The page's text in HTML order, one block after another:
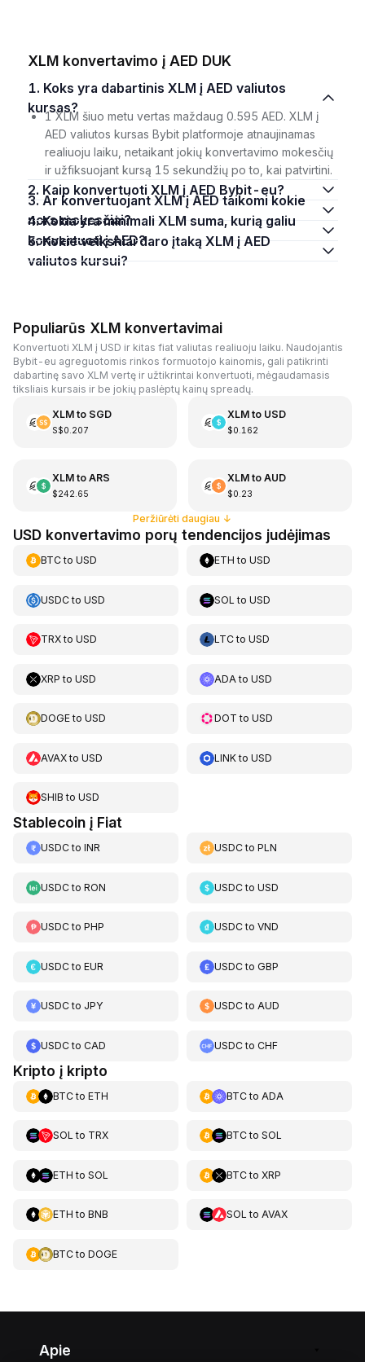
XLM konvertavimo į AED DUK
1. Koks yra dabartinis XLM į AED valiutos
kursas?
1 XLM šiuo metu vertas maždaug 0.595 AED. XLM į
AED valiutos kursas Bybit platformoje atnaujinamas
realiuoju laiku, netaikant jokių konvertavimo mokesčių
ir užfiksuojant kursą 15 sekundžių po to, kai patvirtini.
2. Kaip konvertuoti XLM į AED Bybit-eu?
3. Ar konvertuojant XLM į AED taikomi kokie
nors mokesčiai?
4. Kokia yra minimali XLM suma, kurią galiu
konvertuoti į AED?
5. Kokie veiksniai daro įtaką XLM į AED
valiutos kursui?
Populiarūs XLM konvertavimai
Konvertuoti XLM į USD ir kitas fiat valiutas realiuoju laiku. Naudojantis
Bybit-eu agreguotomis rinkos formuotojo kainomis, gali patikrinti
dabartinę savo XLM vertę ir užtikrintai konvertuoti, mėgaudamasis
tiksliais kursais ir be jokių paslėptų kainų spreadų.
XLMto SGD
S$0.207
XLMto USD
$0.162
XLMto ARS
$242.65
XLMto AUD
$0.23
Peržiūrėti daugiau ↓
USD konvertavimo porų tendencijos judėjimas
BTCto USD ETH toUSD
USDCto USD SOL toUSD
TRXto USD LTCtoUSD
XRP to USD ADA toUSD
DOGEto USD DOT toUSD
AVAXto USD LINKtoUSD
SHIB to USD
Stablecoin į Fiat
USDCto INR USDCtoPLN
USDCto RON USDCtoUSD
USDCto PHP USDCtoVND
USDCto EUR USDCtoGBP
USDCto JPY USDCtoAUD
USDCto CAD USDCtoCHF
Kripto į kripto
BTCto ETH BTCto ADA
SOL to TRX BTCto SOL
ETH to SOL BTCto XRP
ETH to BNB SOL to AVAX
BTCto DOGE
Apie